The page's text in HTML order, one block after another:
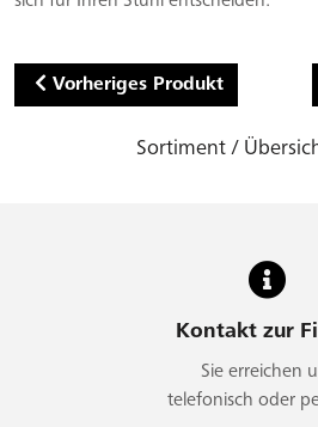
Vorheriges Produkt
Sortiment /
Kontakt zur
Sie erreichen
telefonisch oder